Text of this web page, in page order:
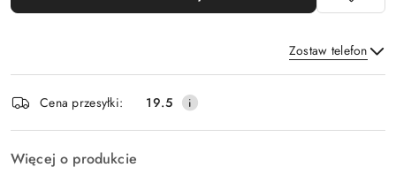
Zostaw telefon
Wyślij
i
dostawa
Cena przesyłki: 19.5
Więcej o produkcie